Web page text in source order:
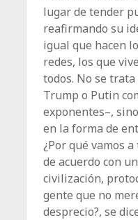
lugar de tender
reafirmando su
igual que hacen
redes, los que
todos. No se
Trump o Putin
exponentes–,
en la forma de
¿Por qué vamos
de acuerdo con
civilización,
gente que no
desprecio?, se